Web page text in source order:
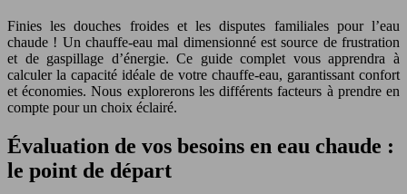
Finies les douches froides et les disputes familiales pour l’eau
chaude ! Un chauffe-eau mal dimensionné est source de frustration
et de gaspillage d’énergie. Ce guide complet vous apprendra à
calculer la capacité idéale de votre chauffe-eau, garantissant confort
et économies. Nous explorerons les différents facteurs à prendre en
compte pour un choix éclairé.
Évaluation de vos besoins en eau chaude :
le point de départ